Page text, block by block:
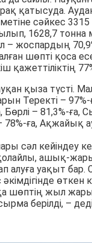
қатысуда.
сәйкес 3315
1628,7 тонна
– жоспардың
шөпті қоса
қажеттіліктің
қыза түсті.
Теректі – 97%-
Бөрлі – 81,3%-ға,
ға, Ақжайық
сәл кейіндеу
ашық-
алуға уақыт бар.
өткен
шөптің жыл
берілді, –